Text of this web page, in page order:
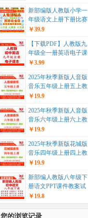
课文朗...
新部编版人教版小学一
年级语文上册下册比赛
课公开课获奖视频配套
优秀教案P...
￥39.9
【下载PDF】人教版九
年级全一册英语电子课
本电子教材...
￥3.99
2025年秋季新版人音版
音乐五年级上册五上教
学课件+同步教学设计
教案+...
￥19.9
2025年秋季新版人音版
音乐六年级上册六上教
学课件+同步教学设计
教案+...
￥19.9
2025年秋季新版花城版
音乐四年级上册四上教
学课件+同步教学设计
教案+...
￥19.9
新部编人教版八年级下
册语文PPT课件教案试
题练习导学案教学计
划...
￥19.8
您的浏览记录